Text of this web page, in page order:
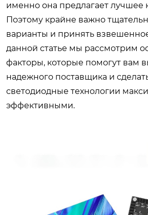
именно она предлагает лучшее
Поэтому крайне важно
варианты и принять
данной статье мы рассмотрим
факторы, которые помогут вам
надежного поставщика и
светодиодные технологии
эффективными.